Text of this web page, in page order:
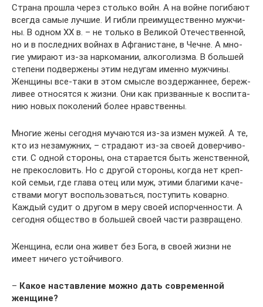
Стра­на про­шла через столь­ко войн. А на войне поги­ба­ют
все­гда самые луч­шие. И гиб­ли пре­иму­ще­ствен­но муж­чи­
ны. В одном XX в. – не толь­ко в Вели­кой Оте­че­ствен­ной,
но и в послед­них вой­нах в Афга­ни­стане, в Чечне. А мно­
гие уми­ра­ют из-за нар­ко­ма­нии, алко­го­лиз­ма. В боль­шей
сте­пе­ни под­вер­же­ны этим неду­гам имен­но муж­чи­ны.
Жен­щи­ны все-таки в этом смыс­ле воз­дер­жан­нее, береж­
ли­вее отно­сят­ся к жиз­ни. Они как при­зван­ные к вос­пи­та­
нию новых поко­ле­ний более нравственны.
Мно­гие жены сего­дня муча­ют­ся из-за измен мужей. А те,
кто из неза­муж­них, – стра­да­ют из-за сво­ей довер­чи­во­
сти. С одной сто­ро­ны, она ста­ра­ет­ся быть жен­ствен­ной,
не пре­ко­сло­вить. Но с дру­гой сто­ро­ны, когда нет креп­
кой семьи, где гла­ва отец или муж, эти­ми бла­ги­ми каче­
ства­ми могут вос­поль­зо­вать­ся, посту­пить ковар­но.
Каж­дый судит о дру­гом в меру сво­ей испор­чен­но­сти. А
сего­дня обще­ство в боль­шей сво­ей части развращено.
Жен­щи­на, если она живет без Бога, в сво­ей жиз­ни не
име­ет ниче­го устойчивого.
– Какое настав­ле­ние мож­но дать совре­мен­ной
женщине?